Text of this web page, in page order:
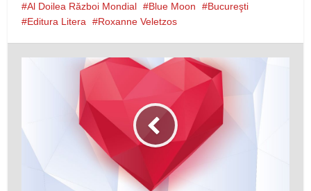
Al Doilea Război Mondial Blue Moon
Bucureşti
Editura Litera
Roxanne Veletzos